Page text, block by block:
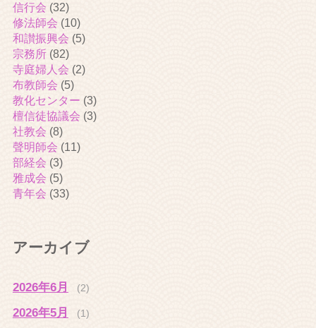
信行会 (32)
修法師会 (10)
和讃振興会 (5)
宗務所(82)
寺庭婦人会 (2)
布教師会 (5)
教化センター (3)
檀信徒協議会 (3)
社教会 (8)
聲明師会 (11)
部経会 (3)
雅成会 (5)
青年会 (33)
アーカイブ
2026年6月 (2)
2026年5月 (1)